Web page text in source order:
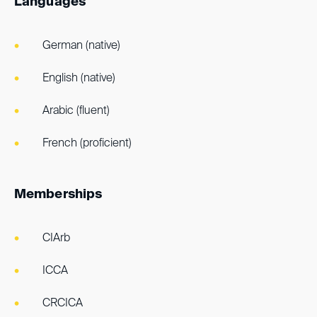
German (native)
English (native)
Arabic (fluent)
French (proficient)
Memberships
CIArb
ICCA
CRCICA